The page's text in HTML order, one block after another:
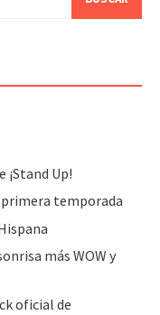
Up!
temporada
más WOW y
oficial de